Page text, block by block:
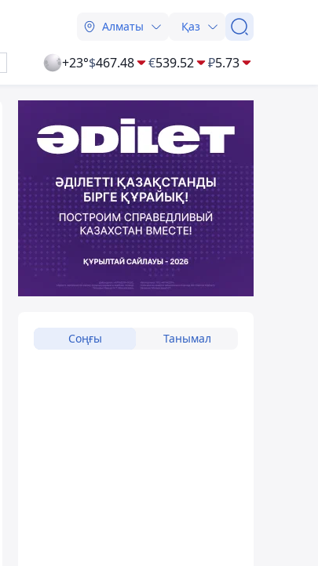
Алматы Қаз
+23°$467.48 €539.52 ₽5.73
Соңғы Танымал